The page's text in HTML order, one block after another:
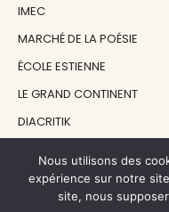
IMEC
MARCHÉ DE LA POÉSIE
ÉCOLE ESTIENNE
LE GRAND CONTINENT
DIACRITIK
NOS SOUTIENS
Nous utilisons des
expérience sur notre
site, nous